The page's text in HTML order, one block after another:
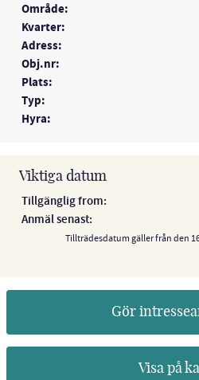
Område:
Kvarter:
Adress:
Obj.nr:
Plats:
Typ:
Hyra:
Viktiga datum
Tillgänglig from:
Anmäl senast:
Tillträdesdatum gäller från den
Gör
Visa på